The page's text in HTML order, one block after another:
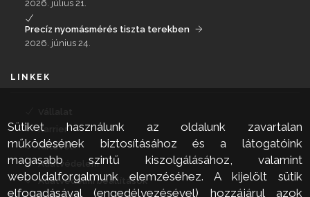
2026. július 21.
Precíz nyomásmérés tiszta terekben
2026. június 24.
LINKEK
Karrier
Hírlevél
Adatvédelem
Adatvédelmi beállítások
Sütiket használunk az oldalunk zavartalan
működésének biztosításához és a látogatóink
magasabb szintű kiszolgálásához, valamint
weboldalforgalmunk elemzéséhez. A kijelölt sütik
elfogadásával (engedélyezésével) hozzájárul azok